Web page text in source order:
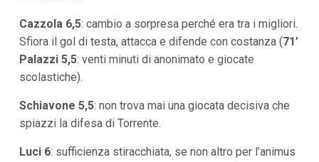
Cazzola 6,5: cambio a sorpresa perché era tra i migliori.
Sfiora il gol di testa, attacca e difende con costanza (71’
Palazzi 5,5: venti minuti di anonimato e giocate
scolastiche).
Schiavone 5,5: non trova mai una giocata decisiva che
spiazzi la difesa di Torrente.
Luci 6: sufficienza stiracchiata, se non altro per l’animus